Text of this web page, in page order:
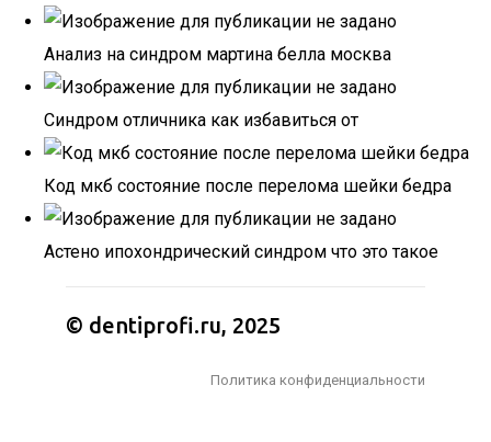
Анализ на синдром мартина белла москва
Синдром отличника как избавиться от
Код мкб состояние после перелома шейки бедра
Астено ипохондрический синдром что это такое
© dentiprofi.ru, 2025
Политика конфиденциальности